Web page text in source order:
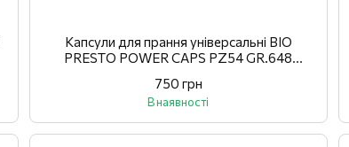
Капсули для прання універсальні BIO
PRESTO POWER CAPS PZ54 GR.648
750 грн
В наявності